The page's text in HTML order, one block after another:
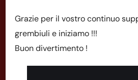
Grazie per il vostro continuo
grembiuli e iniziamo !!!
Buon divertimento !